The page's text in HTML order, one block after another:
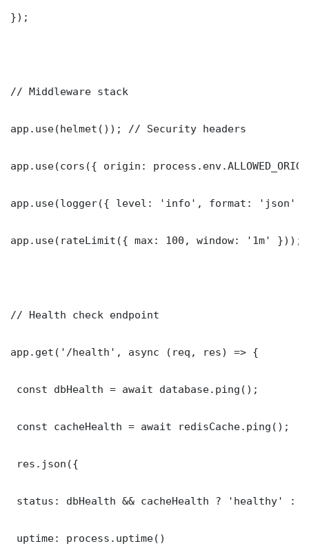
});
// Middleware stack
app.use(helmet()); // Security headers
app.use(cors({ origin:
app.use(logger({ level: 'info', format: 'json'
app.use(rateLimit({ max: 100, window: '1m' }));
// Health check endpoint
app.get('/health', async (req, res) => {
const dbHealth = await database.ping();
const cacheHealth = await redisCache.ping();
res.json({
status: dbHealth && cacheHealth ? 'healthy' :
uptime: process.uptime()